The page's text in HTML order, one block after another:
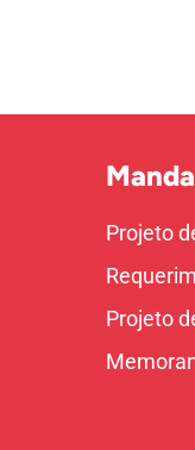
Projeto
Projeto